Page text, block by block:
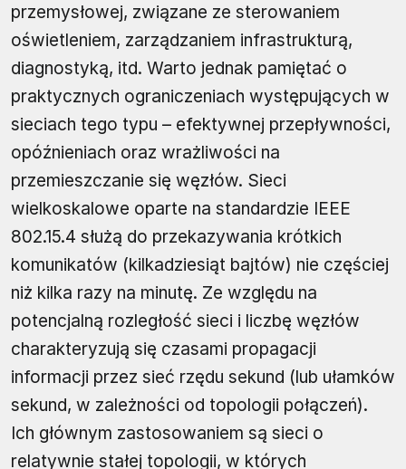
przemysłowej, związane ze sterowaniem
oświetleniem, zarządzaniem infrastrukturą,
diagnostyką, itd. Warto jednak pamiętać o
praktycznych ograniczeniach występujących w
sieciach tego typu – efektywnej przepływności,
opóźnieniach oraz wrażliwości na
przemieszczanie się węzłów. Sieci
wielkoskalowe oparte na standardzie IEEE
802.15.4 służą do przekazywania krótkich
komunikatów (kilkadziesiąt bajtów) nie częściej
niż kilka razy na minutę. Ze względu na
potencjalną rozległość sieci i liczbę węzłów
charakteryzują się czasami propagacji
informacji przez sieć rzędu sekund (lub ułamków
sekund, w zależności od topologii połączeń).
Ich głównym zastosowaniem są sieci o
relatywnie stałej topologii, w których